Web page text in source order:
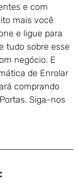
e com
mais você
e ligue para
tudo sobre esse
negócio. E
de Enrolar
comprando
Siga-nos